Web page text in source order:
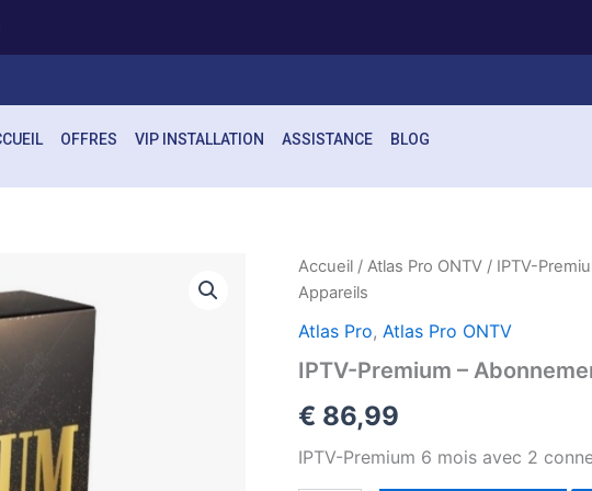
OFFRES VIP INSTALLATION ASSISTANCE BLOG
Accueil / Atlas Pro ONTV / IPTV-
Appareils
Atlas Pro, Atlas Pro ONTV
IPTV-Premium –
€ 86,99
IPTV-Premium 6 mois avec 2
quantité
de
IPTV-
Premium
Abonnement
6
2